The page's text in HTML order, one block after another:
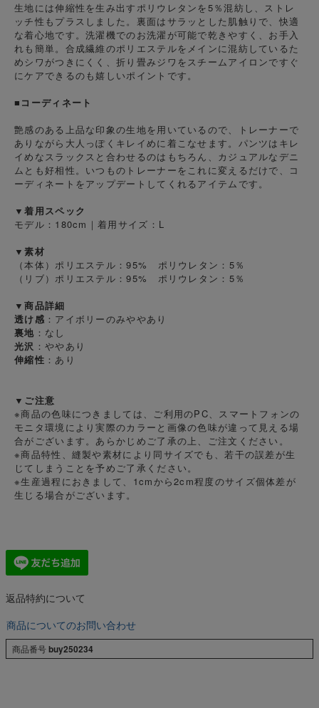
生地には伸縮性を生み出すポリウレタンを5％混紡し、ストレ
ッチ性もプラスしました。裏面はサラッとした肌触りで、快適
な着心地です。洗濯機でのお洗濯が可能で乾きやすく、お手入
れも簡単。合成繊維のポリエステルをメインに混紡しているた
めシワがつきにくく、折り畳みジワをスチームアイロンですぐ
にケアできるのも嬉しいポイントです。
■コーディネート
艶感のある上品な印象の生地を用いているので、トレーナーで
ありながら大人っぽくキレイめに着こなせます。パンツはキレ
イめなスラックスと合わせるのはもちろん、カジュアルなデニ
ムとも好相性。いつものトレーナーをこれに変えるだけで、コ
ーディネートをアップデートしてくれるアイテムです。
▼着用スペック
モデル：180cm｜着用サイズ：L
▼素材
（本体）ポリエステル：95% ポリウレタン：5％
（リブ）ポリエステル：95% ポリウレタン：5％
▼商品詳細
透け感 ：アイボリーのみややあり
裏地 ：なし
光沢 ：ややあり
伸縮性 ：あり
▼ご注意
※商品の色味につきましては、ご利用のPC、スマートフォンの
モニタ環境により実際のカラーと画像の色味が違って見える場
合がございます。あらかじめご了承の上、ご注文ください。
※商品特性、縫製や素材により同サイズでも、若干の誤差が生
じてしまうことを予めご了承ください。
※生産過程におきまして、1cmから2cm程度のサイズ個体差が
生じる場合がございます。
返品特約について
商品についてのお問い合わせ
商品番号buy250234